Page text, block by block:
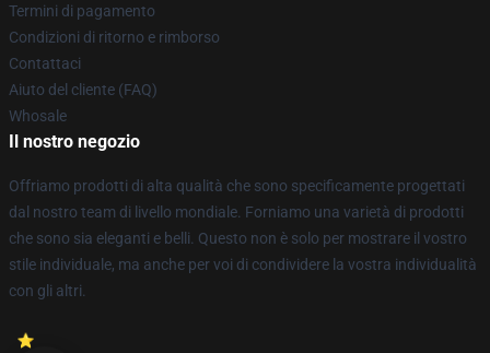
Termini di pagamento
Condizioni di ritorno e rimborso
Contattaci
Aiuto del cliente (FAQ)
Whosale
Il nostro negozio
Offriamo prodotti di alta qualità che sono specificamente progettati
dal nostro team di livello mondiale. Forniamo una varietà di prodotti
che sono sia eleganti e belli. Questo non è solo per mostrare il vostro
stile individuale, ma anche per voi di condividere la vostra individualità
con gli altri.